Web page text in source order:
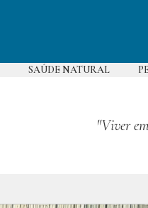
SAÚDE NATURAL
"Viver